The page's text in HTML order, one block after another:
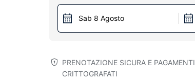
Sab 8 Agosto
PRENOTAZIONE SICURA E PAGAMENTI
CRITTOGRAFATI